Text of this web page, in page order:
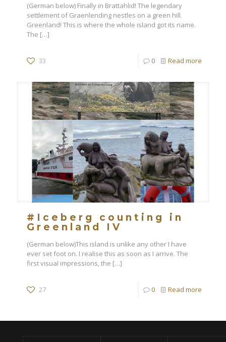
(German below) Finally in Brattahlid! The legendary
settlement of Graenlending nestles on a green hill.
Greenland! This is where the whole island got its name.
The […]
33 0 Read more
#Iceberg counting in
Greenland IV
(German below)This island is unlike any other I have
ever set foot on. I realise this as soon as I arrive. The
first visual impressions, the […]
27 0 Read more